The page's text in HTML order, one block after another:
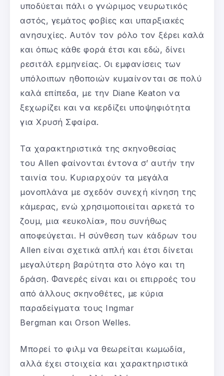
υποδύεται πάλι ο γνώριμος νευρωτικός
αστός, γεμάτος φοβίες και υπαρξιακές
ανησυχίες. Αυτόν τον ρόλο τον ξέρει καλά
και όπως κάθε φορά έτσι και εδώ, δίνει
ρεσιτάλ ερμηνείας. Οι εμφανίσεις των
υπόλοιπων ηθοποιών κυμαίνονται σε πολύ
καλά επίπεδα, με την Diane Keaton να
ξεχωρίζει και να κερδίζει υποψηφιότητα
για Χρυσή Σφαίρα.
Τα χαρακτηριστικά της σκηνοθεσίας
του Allen φαίνονται έντονα σ’ αυτήν την
ταινία του. Κυριαρχούν τα μεγάλα
μονοπλάνα με σχεδόν συνεχή κίνηση της
κάμερας, ενώ χρησιμοποιείται αρκετά το
ζουμ, μια «ευκολία», που συνήθως
αποφεύγεται. Η σύνθεση των κάδρων του
Allen είναι σχετικά απλή και έτσι δίνεται
μεγαλύτερη βαρύτητα στο λόγο και τη
δράση. Φανερές είναι και οι επιρροές του
από άλλους σκηνοθέτες, με κύρια
παραδείγματα τους Ingmar
Bergman και Orson Welles.
Μπορεί το φιλμ να θεωρείται κωμωδία,
αλλά έχει στοιχεία και χαρακτηριστικά